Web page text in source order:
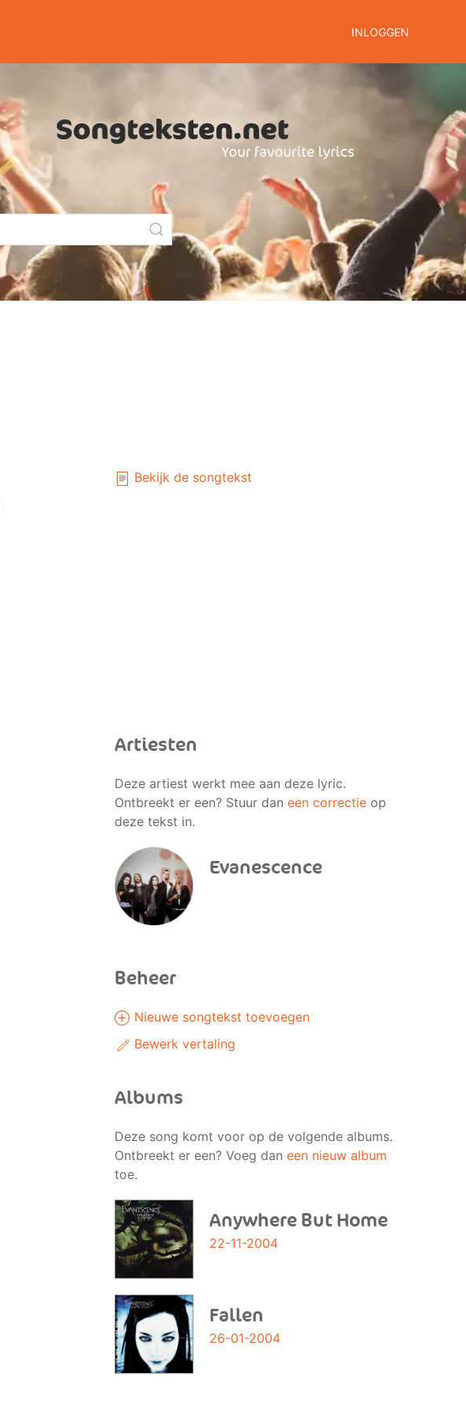
INLOGGEN
Bekijk de songtekst
Artiesten
Deze artiest werkt mee aan deze lyric.
Ontbreekt er een? Stuur dan een correctieop
deze tekst in.
Evanescence
Beheer
Nieuwe songtekst toevoegen
Bewerk vertaling
Albums
Deze song komt voor op de volgende albums.
Ontbreekt er een? Voeg dan een nieuw album
toe.
Anywhere But Home
22-11-2004
Fallen
26-01-2004